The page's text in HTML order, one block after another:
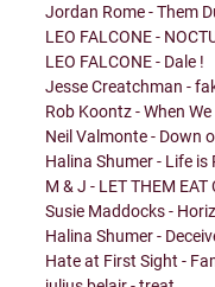
Jordan Rome - Them
LEO FALCONE -
LEO FALCONE - Dale !
Jesse Creatchman -
Rob Koontz - When
Neil Valmonte - Down
Halina Shumer - Life is
M & J - LET THEM
Susie Maddocks -
Halina Shumer -
Hate at First Sight -